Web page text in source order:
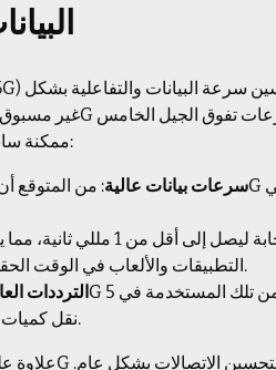
ممكنة سابقًا. تشمل هذه التقنيات:
سرعات بيانات عالية
: سيُحسن الجيل السادس زمن الاستجابة
التطبيقات والألعاب في الوقت الحقيقي أكثر سلاسة.
الترددات
نقل كميات أكبر من البيانات.